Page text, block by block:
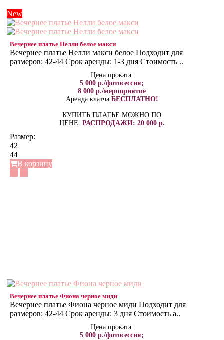
New
Вечернее платье Нелли белое макси
Вечернее платье Нелли макси белое Подходит для
размеров: 42-44 Срок аренды: 1-3 дня Стоимость ..
Цена проката:
5 000 р./фотосессия;
8 000 р./мероприятие
Аренда клатча БЕСПЛАТНО!
КУПИТЬ ПЛАТЬЕ МОЖНО ПО
ЦЕНЕ РАСПРОДАЖИ: 20 000 р.
Размер:
42
44
В корзину
Вечернее платье Фиона черное миди
Вечернее платье Фиона черное миди Подходит для
размеров: 42-44 Срок аренды: 3 дня Стоимость а..
Цена проката:
5 000 р./фотосессия;